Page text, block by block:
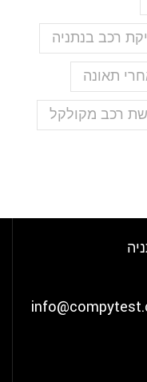
רכב בנתניה
תאונה
רכב מקולקל